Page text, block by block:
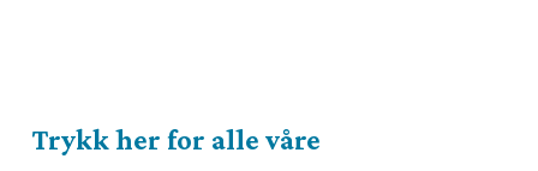
Trykk her for alle våre